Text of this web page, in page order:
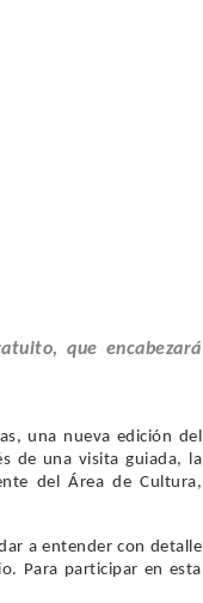
que encabezará
una nueva edición del
de una visita guiada, la
del Área de Cultura,
a entender con detalle
Para participar en esta